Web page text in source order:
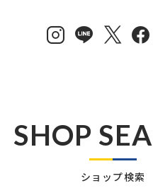
SHOP
ショップ検索